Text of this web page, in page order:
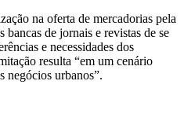
na oferta de mercadorias pela
bancas de jornais e revistas de se
e necessidades dos
resulta “em um cenário
negócios urbanos”.